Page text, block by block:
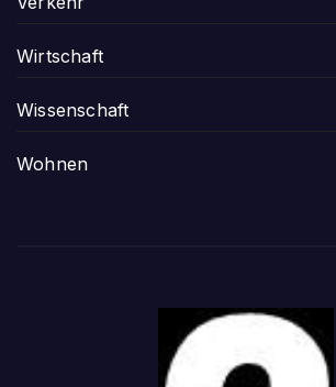
Wirtschaft
Wissenschaft
Wohnen